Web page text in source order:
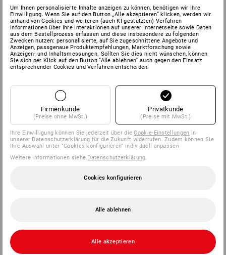
Um Ihnen personalisierte Inhalte anzeigen zu können, benötigen wir Ihre
Einwilligung. Wenn Sie auf den Button „Alle akzeptieren“ klicken, werden wir
anhand von Cookies und weiteren (auch KI-gestützten) Verfahren
Informationen über Ihre Interaktionen auf unserer Internetseite sowie Daten
aus dem Bestellprozess erfassen und diese insbesondere zu folgenden
Zwecken nutzen: personalisierte, auf Sie zugeschnittene Angebote und
Anzeigen, passgenaue Produktempfehlungen, Marktforschung sowie
Anzeigen- und Inhaltsmessungen. Sollten Sie dies nicht wünschen, können
Sie sich per Klick auf den Button “Alle ablehnen” auch gegen den Einsatz
entsprechender Cookies und Verfahren entscheiden.
Firmenkunde
(Preise ohne MwSt.)
Privatkunde
(Preise mit MwSt.)
Ihre Einwilligung können Sie jederzeit über dieCookie-Einstellungen in
unserer Datenschutzerklärung für die Zukunft widerrufen. Zudem können Sie
Ihre Auswahl unter "Cookies konfigurieren" individuell anpassen
Weitere Informationen siehe Datenschutzerklärung.
Cookies konfigurieren
Alle ablehnen
Alle akzeptieren